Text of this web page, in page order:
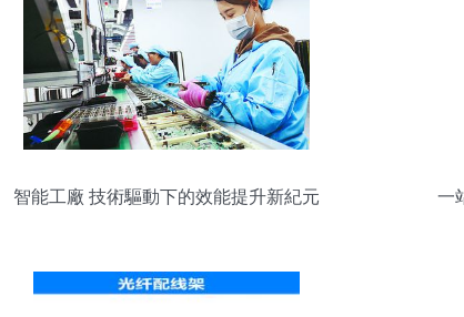
智能工廠 技術驅動下的效能提升新紀元
一